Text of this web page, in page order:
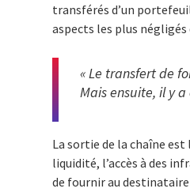
transférés d’un
aspects les plus
« Le transfert de
Mais ensuite, il y
La sortie de la chaîne
liquidité, l’accès à des
de fournir au